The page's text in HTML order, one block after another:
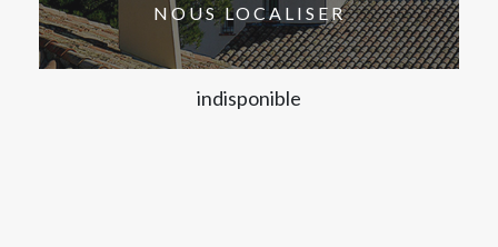
NOUS LOCALISER
indisponible